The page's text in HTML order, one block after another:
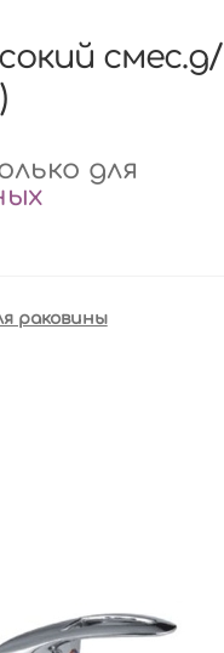
смес.д/
для
раковины